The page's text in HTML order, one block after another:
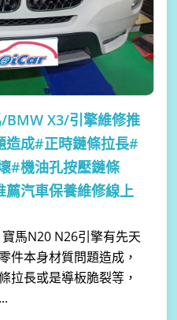
BMW X3/引擎維修推
造成#正時鏈條拉長#
#機油孔按壓鏈條
汽車保養維修線上
馬N20 N26引擎有先天
件本身材質問題造成，
拉長或是導板脆裂等，